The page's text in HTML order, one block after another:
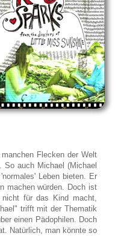
Flecken der Welt
So auch Michael (Michael
Leben bieten. Er
machen würden. Doch ist
für das Kind macht,
trifft mit der Thematik
einen Pädophilen. Doch
Natürlich, man könnte so